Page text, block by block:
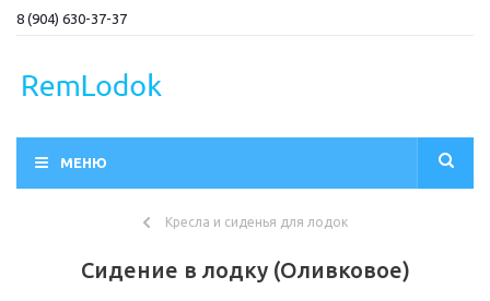
8 (904) 630-37-37
МЕНЮ
Кресла и сиденья для лодок
Сидение в лодку (Оливковое)